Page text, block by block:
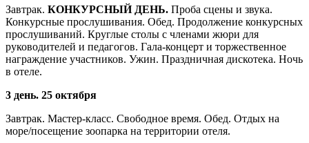
Завтрак. КОНКУРСНЫЙ ДЕНЬ. Проба сцены и звука.
Конкурсные прослушивания. Обед. Продолжение конкурсных
прослушиваний. Круглые столы с членами жюри для
руководителей и педагогов. Гала-концерт и торжественное
награждение участников. Ужин. Праздничная дискотека. Ночь
в отеле.
3 день. 25 октября
Завтрак. Мастер-класс. Свободное время. Обед. Отдых на
море/посещение зоопарка на территории отеля.